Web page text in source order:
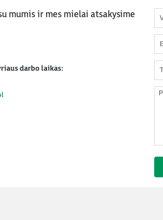
mumis ir mes mielai atsakysime
darbo laikas: